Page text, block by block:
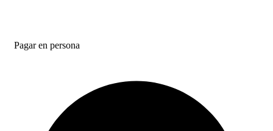
Pagar en persona